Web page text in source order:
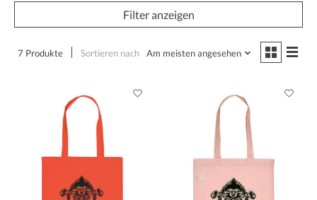
Filter anzeigen
7 Produkte Sortieren nach Am meisten angesehen